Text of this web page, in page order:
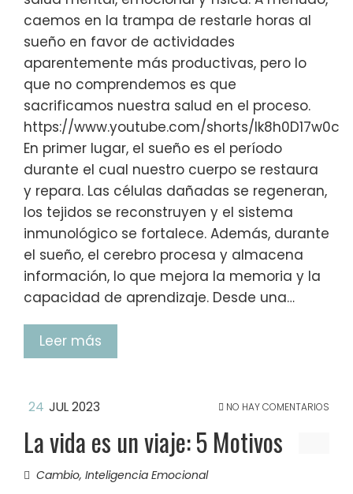
caemos en la trampa de restarle horas al
sueño en favor de actividades
aparentemente más productivas, pero lo
que no comprendemos es que
sacrificamos nuestra salud en el proceso.
https://www.youtube.com/shorts/Ik8h0D17w0c
En primer lugar, el sueño es el período
durante el cual nuestro cuerpo se restaura
y repara. Las células dañadas se regeneran,
los tejidos se reconstruyen y el sistema
inmunológico se fortalece. Además, durante
el sueño, el cerebro procesa y almacena
información, lo que mejora la memoria y la
capacidad de aprendizaje. Desde una…
Leer más
24 JUL 2023 NO HAY COMENTARIOS
La vida es un viaje: 5 Motivos
Cambio, Inteligencia Emocional